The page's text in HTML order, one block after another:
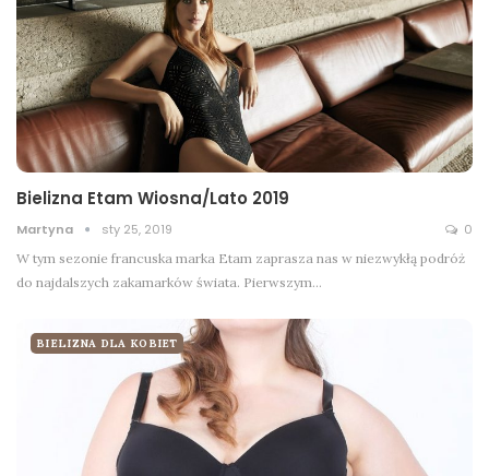
Bielizna Etam Wiosna/Lato 2019
Martyna sty 25, 2019 0
W tym sezonie francuska marka Etam zaprasza nas w niezwykłą podróż
do najdalszych zakamarków świata. Pierwszym…
BIELIZNA DLA KOBIET